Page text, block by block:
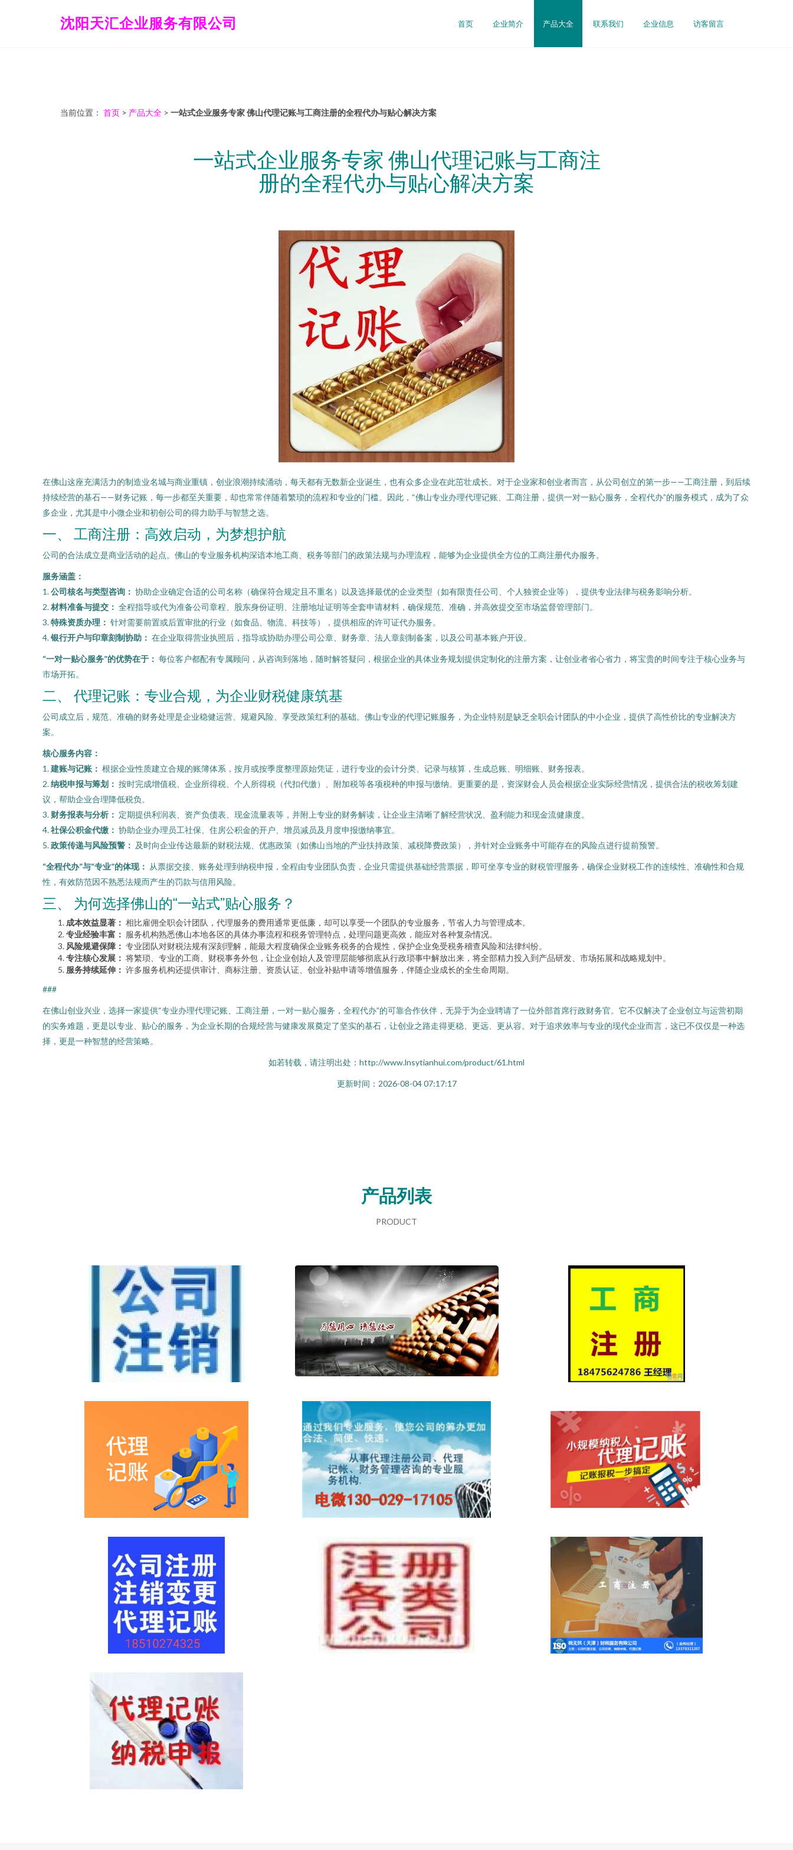
沈阳天汇企业服务有限公司 首页 企业简介 产品大全 联系我们 企业信息 访客留言
当前位置： 首页 > 产品大全 > 一站式企业服务专家 佛山代理记账与工商注册的全程代办与贴心解决方案
一站式企业服务专家 佛山代理记账与工商注
册的全程代办与贴心解决方案
在佛山这座充满活力的制造业名城与商业重镇，创业浪潮持续涌动，每天都有无数新企业诞生，也有众多企业在此茁壮成长。对于企业家和创业者而言，从公司创立的第一步——工商注册，到后续
持续经营的基石——财务记账，每一步都至关重要，却也常常伴随着繁琐的流程和专业的门槛。因此，“佛山专业办理代理记账、工商注册，提供一对一贴心服务，全程代办”的服务模式，成为了众
多企业，尤其是中小微企业和初创公司的得力助手与智慧之选。
一、 工商注册：高效启动，为梦想护航
公司的合法成立是商业活动的起点。佛山的专业服务机构深谙本地工商、税务等部门的政策法规与办理流程，能够为企业提供全方位的工商注册代办服务。
服务涵盖：
1.公司核名与类型咨询： 协助企业确定合适的公司名称（确保符合规定且不重名）以及选择最优的企业类型（如有限责任公司、个人独资企业等），提供专业法律与税务影响分析。
2.材料准备与提交： 全程指导或代为准备公司章程、股东身份证明、注册地址证明等全套申请材料，确保规范、准确，并高效提交至市场监督管理部门。
3.特殊资质办理： 针对需要前置或后置审批的行业（如食品、物流、科技等），提供相应的许可证代办服务。
4.银行开户与印章刻制协助： 在企业取得营业执照后，指导或协助办理公司公章、财务章、法人章刻制备案，以及公司基本账户开设。
“一对一贴心服务”的优势在于： 每位客户都配有专属顾问，从咨询到落地，随时解答疑问，根据企业的具体业务规划提供定制化的注册方案，让创业者省心省力，将宝贵的时间专注于核心业务与
市场开拓。
二、 代理记账：专业合规，为企业财税健康筑基
公司成立后，规范、准确的财务处理是企业稳健运营、规避风险、享受政策红利的基础。佛山专业的代理记账服务，为企业特别是缺乏全职会计团队的中小企业，提供了高性价比的专业解决方
案。
核心服务内容：
1.建账与记账： 根据企业性质建立合规的账簿体系，按月或按季度整理原始凭证，进行专业的会计分类、记录与核算，生成总账、明细账、财务报表。
2.纳税申报与筹划： 按时完成增值税、企业所得税、个人所得税（代扣代缴）、附加税等各项税种的申报与缴纳。更重要的是，资深财会人员会根据企业实际经营情况，提供合法的税收筹划建
议，帮助企业合理降低税负。
3. 财务报表与分析： 定期提供利润表、资产负债表、现金流量表等，并附上专业的财务解读，让企业主清晰了解经营状况、盈利能力和现金流健康度。
4.社保公积金代缴： 协助企业办理员工社保、住房公积金的开户、增员减员及月度申报缴纳事宜。
5.政策传递与风险预警： 及时向企业传达最新的财税法规、优惠政策（如佛山当地的产业扶持政策、减税降费政策），并针对企业账务中可能存在的风险点进行提前预警。
“全程代办”与“专业”的体现： 从票据交接、账务处理到纳税申报，全程由专业团队负责，企业只需提供基础经营票据，即可坐享专业的财税管理服务，确保企业财税工作的连续性、准确性和合规
性，有效防范因不熟悉法规而产生的罚款与信用风险。
三、 为何选择佛山的“一站式”贴心服务？
成本效益显著： 相比雇佣全职会计团队，代理服务的费用通常更低廉，却可以享受一个团队的专业服务，节省人力与管理成本。
专业经验丰富： 服务机构熟悉佛山本地各区的具体办事流程和税务管理特点，处理问题更高效，能应对各种复杂情况。
风险规避保障： 专业团队对财税法规有深刻理解，能最大程度确保企业账务税务的合规性，保护企业免受税务稽查风险和法律纠纷。
专注核心发展： 将繁琐、专业的工商、财税事务外包，让企业创始人及管理层能够彻底从行政琐事中解放出来，将全部精力投入到产品研发、市场拓展和战略规划中。
服务持续延伸： 许多服务机构还提供审计、商标注册、资质认证、创业补贴申请等增值服务，伴随企业成长的全生命周期。
###
在佛山创业兴业，选择一家提供“专业办理代理记账、工商注册，一对一贴心服务，全程代办”的可靠合作伙伴，无异于为企业聘请了一位外部首席行政财务官。它不仅解决了企业创立与运营初期
的实务难题，更是以专业、贴心的服务，为企业长期的合规经营与健康发展奠定了坚实的基石，让创业之路走得更稳、更远、更从容。对于追求效率与专业的现代企业而言，这已不仅仅是一种选
择，更是一种智慧的经营策略。
如若转载，请注明出处：http://www.lnsytianhui.com/product/61.html
更新时间：2026-08-04 07:17:17
产品列表
PRODUCT